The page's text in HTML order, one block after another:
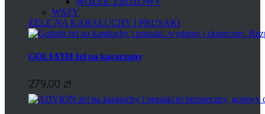
WSZY
ŻELE NA KARALUCHY I PRUSAKI
GOLIATH żel na karaczany
279,00 zł